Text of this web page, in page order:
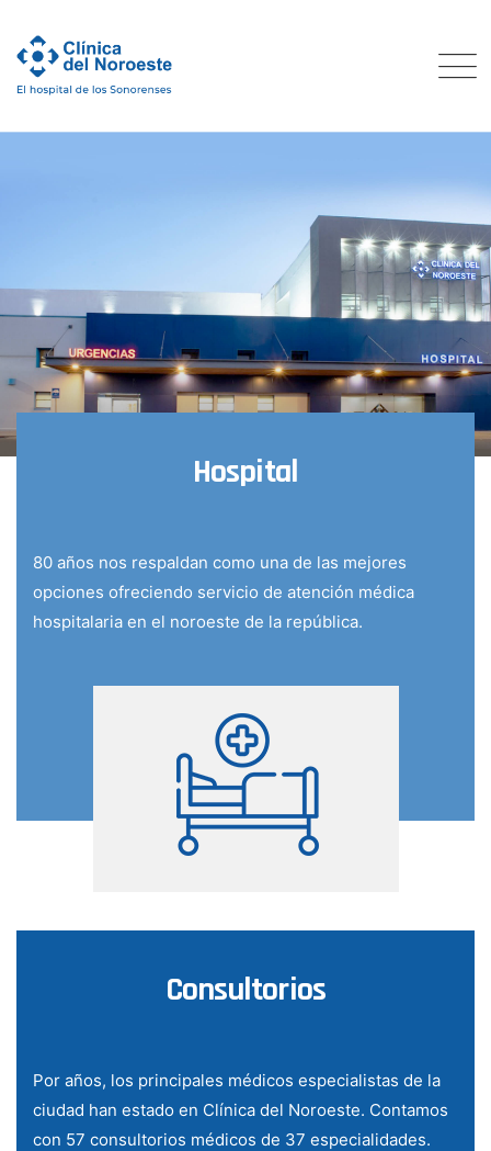
Hospital
80 años nos respaldan como una de las mejores
opciones ofreciendo servicio de atención médica
hospitalaria en el noroeste de la república.
Consultorios
Por años, los principales médicos especialistas de la
ciudad han estado en Clínica del Noroeste. Contamos
con 57 consultorios médicos de 37 especialidades.